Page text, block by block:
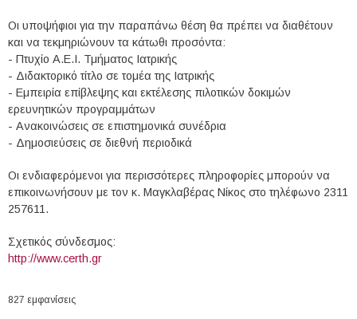
Οι υποψήφιοι για την παραπάνω θέση θα πρέπει να διαθέτουν
και να τεκμηριώνουν τα κάτωθι προσόντα:
- Πτυχίο Α.Ε.Ι. Τμήματος Ιατρικής
- Διδακτορικό τίτλο σε τομέα της Ιατρικής
- Εμπειρία επίβλεψης και εκτέλεσης πιλοτικών δοκιμών
ερευνητικών προγραμμάτων
- Ανακοινώσεις σε επιστημονικά συνέδρια
- Δημοσιεύσεις σε διεθνή περιοδικά
Οι ενδιαφερόμενοι για περισσότερες πληροφορίες μπορούν να
επικοινωνήσουν με τον κ. Μαγκλαβέρας Νίκος στο τηλέφωνο 2311
257611.
Σχετικός σύνδεσμος:
http://www.certh.gr
827 εμφανίσεις